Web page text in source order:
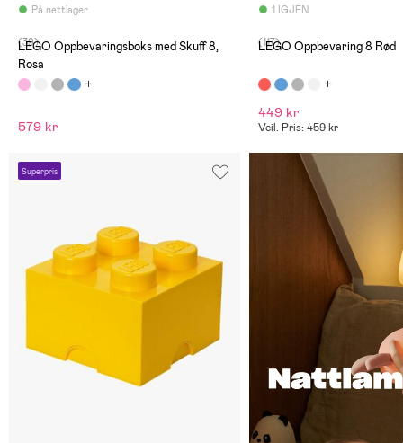
På nettlager
(39)
LEGO Oppbevaringsboks med Skuff 8,
Rosa
579 kr
1 IGJEN
(117)
LEGO Oppbevaring 8 Rød
449 kr
Veil. Pris: 459 kr
Superpris